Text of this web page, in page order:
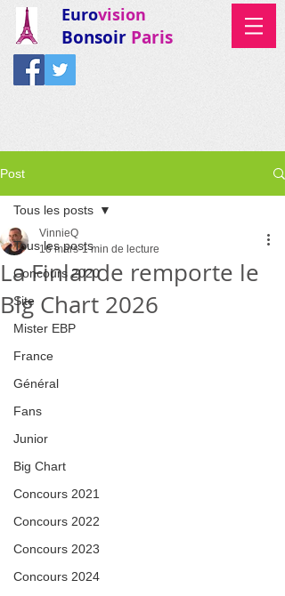
Eurovision
Bonsoir Paris
Post
Tous les posts
Concours 2020
Site
Mister EBP
France
Général
Fans
Junior
Big Chart
Concours 2021
Concours 2022
Concours 2023
Concours 2024
Tous les posts
La Finlande remporte le
Big Chart 2026
VinnieQ
16 mars 1 min de lecture